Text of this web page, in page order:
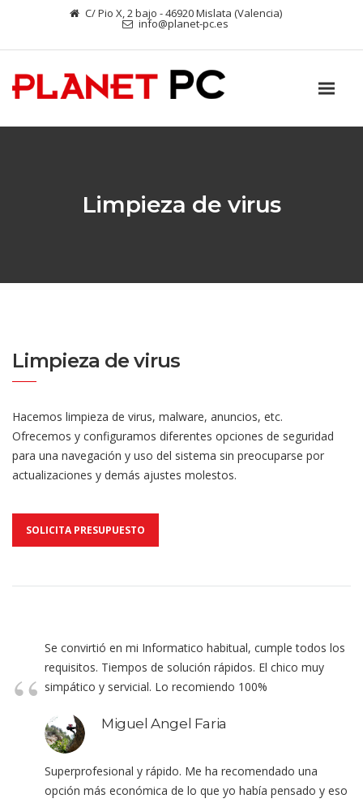
C/ Pio X, 2 bajo - 46920 Mislata (Valencia)
info@planet-pc.es
Limpieza de virus
Limpieza de virus
Hacemos limpieza de virus, malware, anuncios, etc.
Ofrecemos y configuramos diferentes opciones de seguridad
para una navegación y uso del sistema sin preocuparse por
actualizaciones y demás ajustes molestos.
SOLICITA PRESUPUESTO
Se convirtió en mi Informatico habitual, cumple todos los
requisitos. Tiempos de solución rápidos. El chico muy
simpático y servicial. Lo recomiendo 100%
Miguel Angel Faria
Superprofesional y rápido. Me ha recomendado una
opción más económica de lo que yo había pensado y eso